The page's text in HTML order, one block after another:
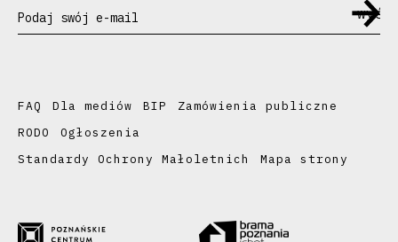
Podaj swój e-mail
FAQ Dla mediów BIP
Zamówienia publiczne
RODO
Ogłoszenia
Standardy Ochrony Małoletnich
Mapa strony